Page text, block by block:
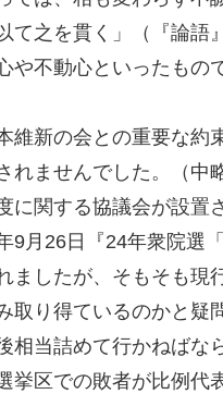
て之を貫く」（『論語
や不動心といったもの
維新の会との重要な約
れませんでした。（中
に関する協議会が設置
9月26日『24年衆院選
ましたが、そもそも現
取り得ているのかと疑
相当詰めて行かねば
挙区での敗者が比例